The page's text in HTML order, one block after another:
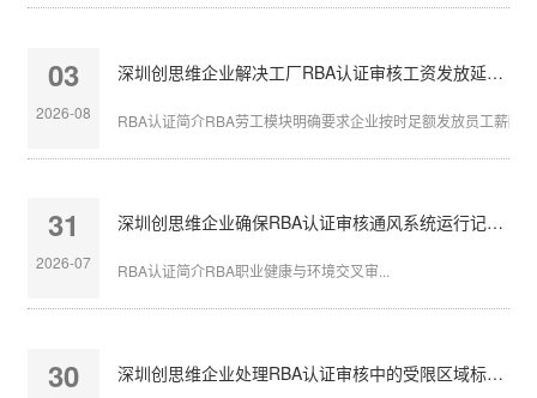
03
2026-08
深圳创思维企业解决工厂RBA认证审核工资发放延迟问题
RBA认证简介RBA劳工模块明确要求企业按时足额发放员工薪酬
31
2026-07
深圳创思维企业确保RBA认证审核通风系统运行记录完整
RBA认证简介RBA职业健康与环境交叉审...
30 深圳创思维企业处理RBA认证审核中的受限区域标识不清